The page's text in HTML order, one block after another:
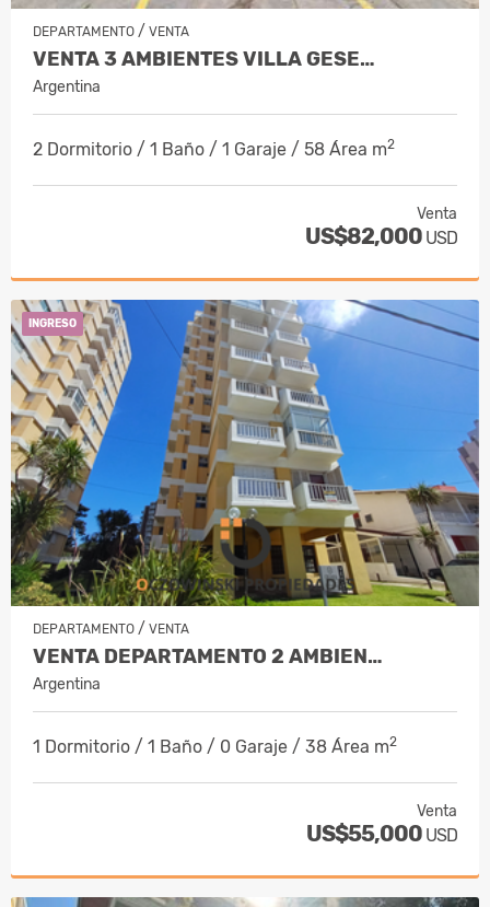
DEPARTAMENTO / VENTA
VENTA 3 AMBIENTES VILLA GESE…
Argentina
2 Dormitorio / 1 Baño / 1 Garaje / 58 Área m2
Venta
US$82,000 USD
INGRESO
DEPARTAMENTO / VENTA
VENTA DEPARTAMENTO 2 AMBIEN…
Argentina
1 Dormitorio / 1 Baño / 0 Garaje / 38 Área m2
Venta
US$55,000 USD